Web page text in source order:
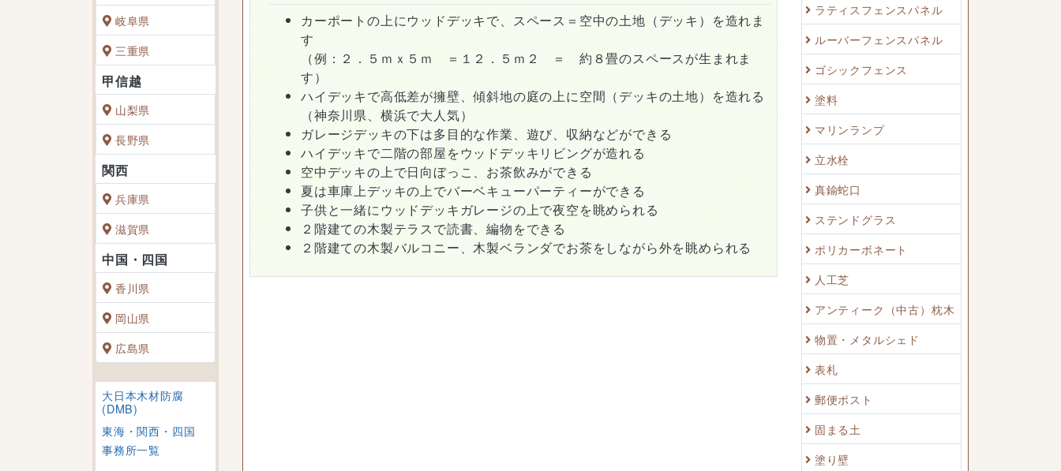
岐阜県
三重県
山梨県
長野県
兵庫県
滋賀県
香川県
岡山県
広島県
大日本木材防腐
(DMB)
東海・関西・四国
事務所一覧
カーポートの上にウッドデッキで、スペース＝空中の土地（デッキ）を造れま
す
（例：２．５ｍｘ５ｍ ＝１２．５ｍ２ ＝ 約８畳のスペースが生まれま
す）
ハイデッキで高低差が擁壁、傾斜地の庭の上に空間（デッキの土地）を造れる
（神奈川県、横浜で大人気）
ガレージデッキの下は多目的な作業、遊び、収納などができる
ハイデッキで二階の部屋をウッドデッキリビングが造れる
空中デッキの上で日向ぼっこ、お茶飲みができる
夏は車庫上デッキの上でバーベキューパーティーができる
子供と一緒にウッドデッキガレージの上で夜空を眺められる
２階建ての木製テラスで読書、編物をできる
２階建ての木製バルコニー、木製ベランダでお茶をしながら外を眺められる
ラティスフェンスパネル
ルーバーフェンスパネル
ゴシックフェンス
塗料
マリンランプ
立水栓
真鍮蛇口
ステンドグラス
ポリカーボネート
人工芝
アンティーク（中古）枕木
物置・メタルシェド
表札
郵便ポスト
固まる土
塗り壁